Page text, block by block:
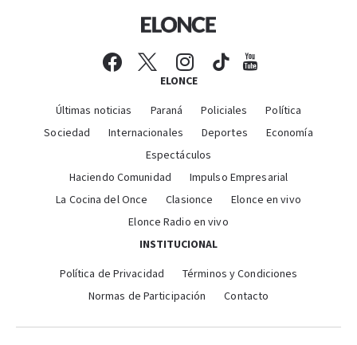
ELONCE
Últimas noticias Paraná Policiales
Política
Sociedad
Internacionales Deportes
Economía
Espectáculos
Haciendo Comunidad
Impulso Empresarial
La Cocina del Once
Clasionce
Elonce en vivo
Elonce Radio en vivo
INSTITUCIONAL
Política de Privacidad
Términos y Condiciones
Normas de Participación
Contacto